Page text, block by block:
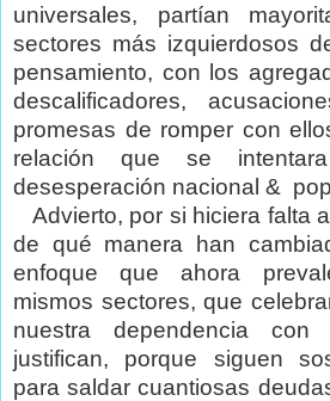
universales, partían
sectores más izquierdosos
pensamiento, con los
descalificadores,
promesas de romper con
relación que se
desesperación nacional &
Advierto, por si hiciera falta
de qué manera han
enfoque que ahora
mismos sectores, que
nuestra dependencia
justifican, porque siguen
para saldar cuantiosas